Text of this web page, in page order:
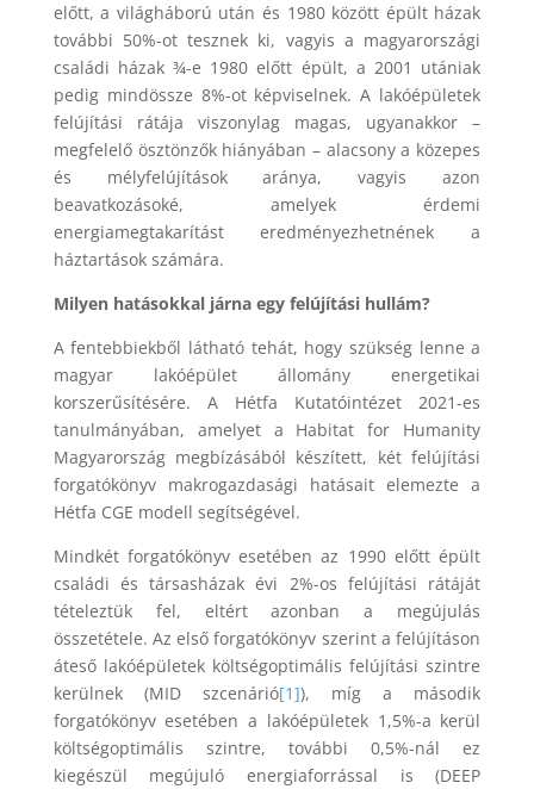
előtt, a világháború után és 1980 között épült házak
további 50%-ot tesznek ki, vagyis a magyarországi
családi házak ¾-e 1980 előtt épült, a 2001 utániak
pedig mindössze 8%-ot képviselnek. A lakóépületek
felújítási rátája viszonylag magas, ugyanakkor –
megfelelő ösztönzők hiányában – alacsony a közepes
és mélyfelújítások aránya, vagyis azon
beavatkozásoké, amelyek érdemi
energiamegtakarítást eredményezhetnének a
háztartások számára.
Milyen hatásokkal járna egy felújítási hullám?
A fentebbiekből látható tehát, hogy szükség lenne a
magyar lakóépület állomány energetikai
korszerűsítésére. A Hétfa Kutatóintézet 2021-es
tanulmányában, amelyet a Habitat for Humanity
Magyarország megbízásából készített, két felújítási
forgatókönyv makrogazdasági hatásait elemezte a
Hétfa CGE modell segítségével.
Mindkét forgatókönyv esetében az 1990 előtt épült
családi és társasházak évi 2%-os felújítási rátáját
tételeztük fel, eltért azonban a megújulás
összetétele. Az első forgatókönyv szerint a felújításon
áteső lakóépületek költségoptimális felújítási szintre
kerülnek (MID szcenárió[1]), míg a második
forgatókönyv esetében a lakóépületek 1,5%-a kerül
költségoptimális szintre, további 0,5%-nál ez
kiegészül megújuló energiaforrással is (DEEP